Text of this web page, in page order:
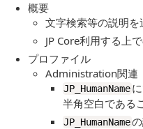
概要
文字検索等の説明を
JP Core利用する上
プロファイル
Administration関連
JP_HumanName
半角空白である
JP_HumanName